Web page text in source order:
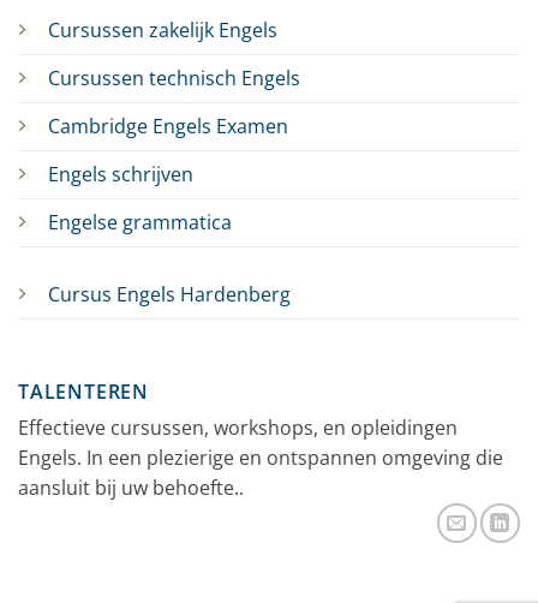
Cursussen zakelijk Engels
Cursussen technisch Engels
Cambridge Engels Examen
Engels schrijven
Engelse grammatica
Cursus Engels Hardenberg
TALENTEREN
Effectieve cursussen, workshops, en opleidingen
Engels. In een plezierige en ontspannen omgeving die
aansluit bij uw behoefte..